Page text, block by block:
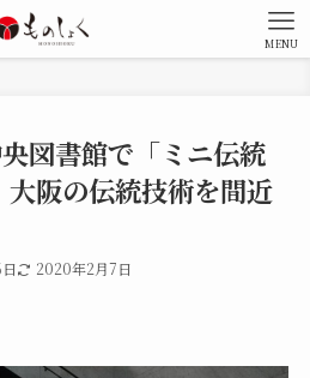
MENU
図書館で「ミニ伝統
大阪の伝統技術を間近
2020年2月7日